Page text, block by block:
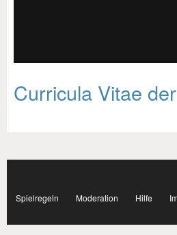
Curricula Vitae
Spielregeln Moderation Hilfe